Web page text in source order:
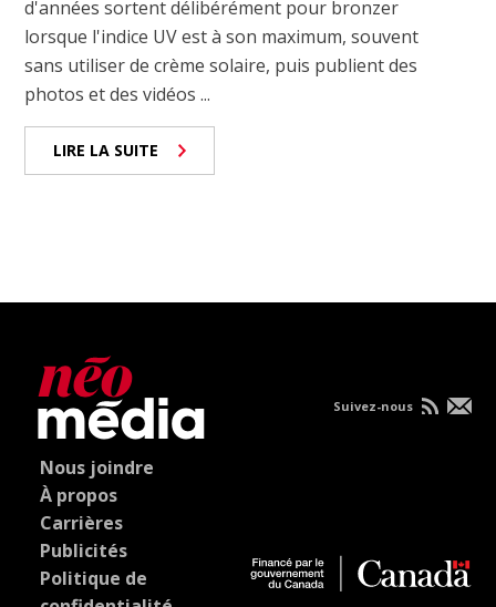
d'années sortent délibérément pour bronzer
lorsque l'indice UV est à son maximum, souvent
sans utiliser de crème solaire, puis publient des
photos et des vidéos ...
LIRE LA SUITE
Nous joindre
À propos
Carrières
Publicités
Politique de
Suivez-nous